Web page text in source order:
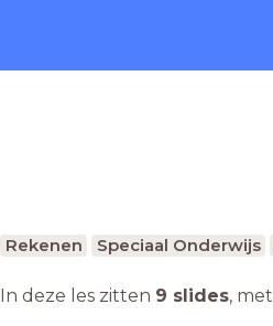
Rekenen Speciaal Onderwijs
In deze les zitten 9 slides, met